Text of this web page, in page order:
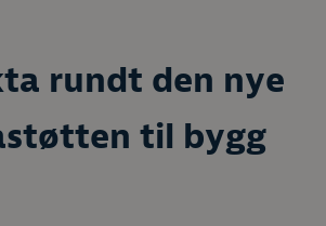
rundt den nye
til bygg